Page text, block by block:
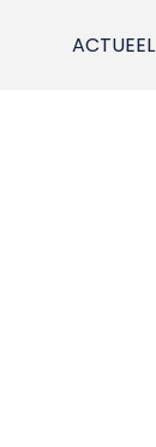
ACTUEEL